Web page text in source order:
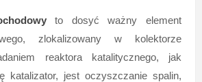
to dosyć ważny element
zlokalizowany w kolektorze
reaktora katalitycznego, jak
katalizator, jest oczyszczanie spalin,